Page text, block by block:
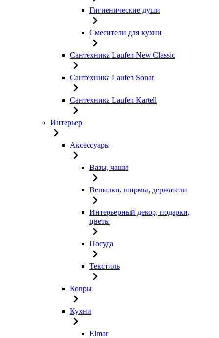
Гигиенические души
Смесители для кухни
Сантехника Laufen New Classic
Сантехника Laufen Sonar
Сантехника Laufen Kartell
Интерьер
Аксессуары
Вазы, чаши
Вешалки, ширмы, держатели
Интерьерный декор, подарки,
цветы
Посуда
Текстиль
Ковры
Кухни
Elmar